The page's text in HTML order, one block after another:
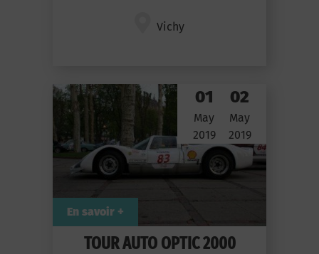
Vichy
TOUR AUTO OPTIC 2000
01
May
2019
02
May
2019
En savoir +